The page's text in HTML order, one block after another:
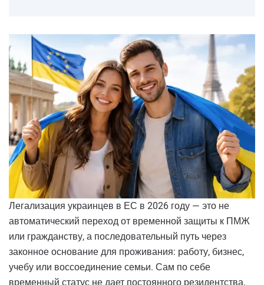
Легализация украинцев в ЕС в 2026 году — это не
автоматический переход от временной защиты к ПМЖ
или гражданству, а последовательный путь через
законное основание для проживания: работу, бизнес,
учебу или воссоединение семьи. Сам по себе
временный статус не дает постоянного резидентства,